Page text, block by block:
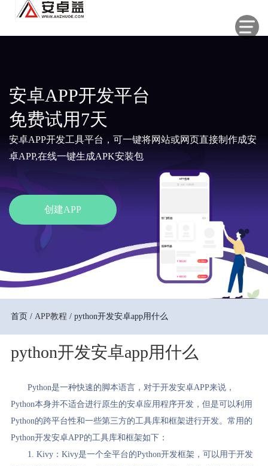
安卓APP开发平台
免费试用7天
安卓APP开发工具平台，可一键将网站或网页直接制作成安
卓APP,在线一键生成APK安装包
创建APP
首页 / APP教程 / python开发安卓app用什么
python开发安卓app用什么
Python是一种快速的脚本语言，对于开发安卓APP来说，
Python本身并不适合进行原生的安卓应用程序开发，但是可以利用
Python的跨平台性和一些第三方的工具库和框架进行开发。常用的
Python开发安卓APP的工具库和框架如下：
1. Kivy：Kivy是一个全平台的Python开发框架，可以用于开发